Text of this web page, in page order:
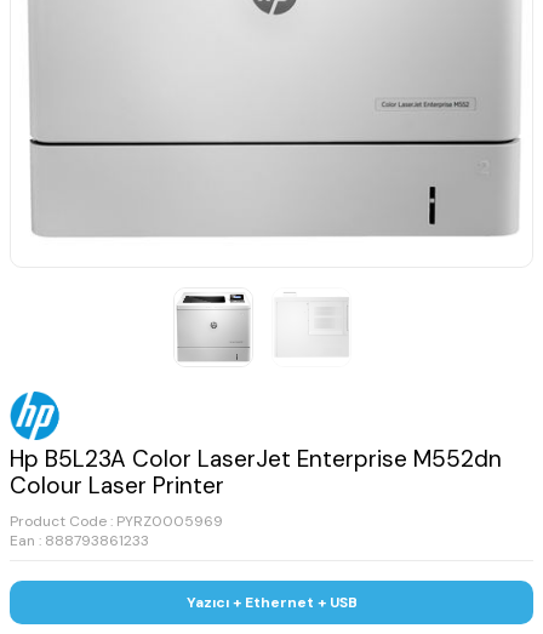
Hp B5L23A Color LaserJet Enterprise M552dn
Colour Laser Printer
Product Code : PYRZ0005969
Ean : 888793861233
Yazıcı + Ethernet + USB